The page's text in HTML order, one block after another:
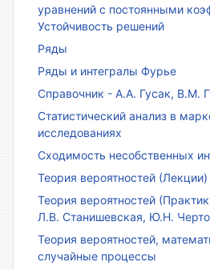
уравнений с постоянными
Устойчивость решений
Ряды
Ряды и интегралы Фурье
Справочник - А.А. Гусак, В.М.
Статистический анализ в
исследованиях
Сходимость несобственных
Теория вероятностей (Лекции)
Теория вероятностей
Л.В. Станишевская, Ю.Н.
Теория вероятностей,
случайные процессы